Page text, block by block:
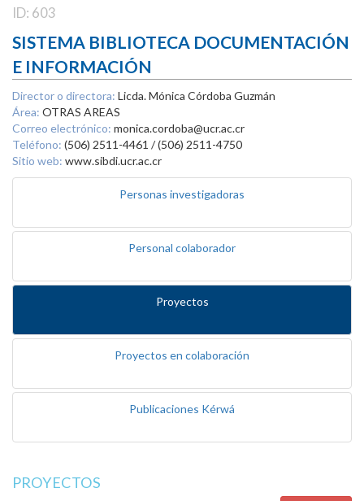
ID: 603
SISTEMA BIBLIOTECA DOCUMENTACIÓN
E INFORMACIÓN
Director o directora: Licda. Mónica Córdoba Guzmán
Área: OTRAS AREAS
Correo electrónico: monica.cordoba@ucr.ac.cr
Teléfono: (506) 2511-4461 / (506) 2511-4750
Sitio web: www.sibdi.ucr.ac.cr
Personas investigadoras
Personal colaborador
Proyectos
Proyectos en colaboración
Publicaciones Kérwá
PROYECTOS